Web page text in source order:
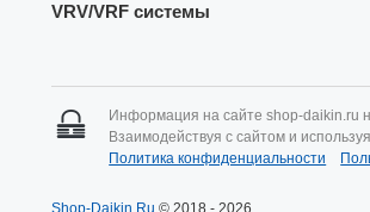
VRV/VRF системы
Информация на сайте shop-daikin.ru
Взаимодействуя с сайтом и
Политика конфиденциальности
Shop-Daikin.Ru © 2018 - 2026